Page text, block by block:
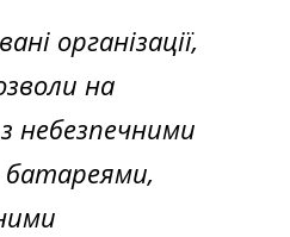
організації,
на
небезпечними